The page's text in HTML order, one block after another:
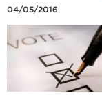
04/05/2016